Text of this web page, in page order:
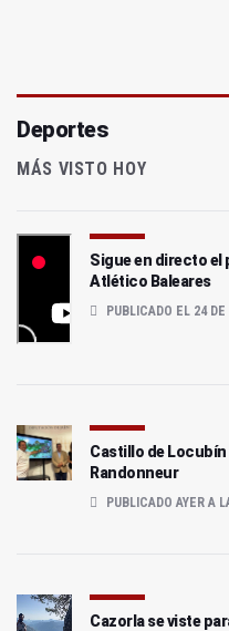
Deportes
MÁS VISTO HOY
Sigue en directo el
Atlético Baleares
PUBLICADO EL 24
Castillo de Locubín
Randonneur
PUBLICADO AYER A
Cazorla se viste